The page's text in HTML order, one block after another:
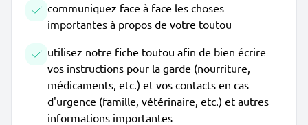
communiquez face à face les choses
importantes à propos de votre toutou
utilisez notre fiche toutou afin de bien écrire
vos instructions pour la garde (nourriture,
médicaments, etc.) et vos contacts en cas
d'urgence (famille, vétérinaire, etc.) et autres
informations importantes